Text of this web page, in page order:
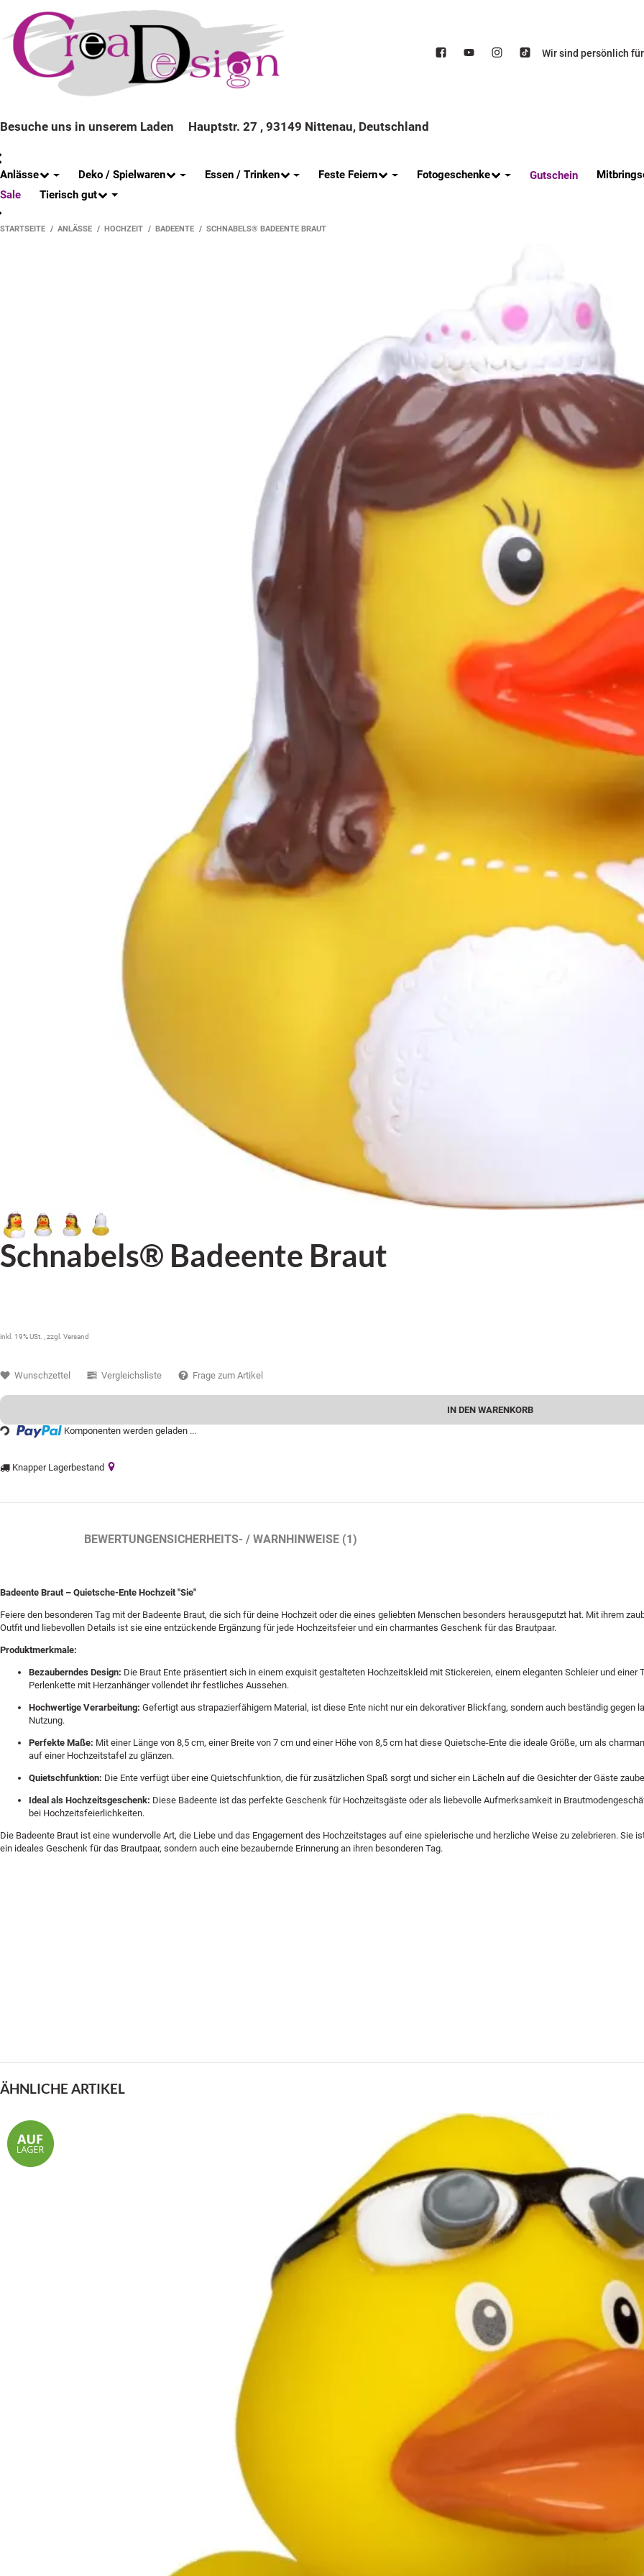
Wir sind persönlich
Besuche uns in unserem Laden Hauptstr. 27 , 93149 Nittenau, Deutschland
Anlässe Deko / Spielwaren Essen / Trinken Feste Feiern Fotogeschenke Gutschein
Sale
Tierisch gut
STARTSEITE ANLÄSSE HOCHZEIT BADEENTE SCHNABELS® BADEENTE BRAUT
Schnabels® Badeente Braut
inkl. 19% USt. , zzgl. Versand
IN DEN WARENKORB
Komponenten werden geladen ...
Knapper Lagerbestand
Wunschzettel Vergleichsliste Frage zum Artikel
BEWERTUNGENSICHERHEITS- / WARNHINWEISE (1)
Badeente Braut – Quietsche-Ente Hochzeit "Sie"
Feiere den besonderen Tag mit der Badeente Braut, die sich für deine Hochzeit oder die eines geliebten Menschen besonders herausgeputzt hat. Mit ihrem
Outfit und liebevollen Details ist sie eine entzückende Ergänzung für jede Hochzeitsfeier und ein charmantes Geschenk für das Brautpaar.
Produktmerkmale:
Bezauberndes Design: Die Braut Ente präsentiert sich in einem exquisit gestalteten Hochzeitskleid mit Stickereien, einem eleganten Schleier und einer
Perlenkette mit Herzanhänger vollendet ihr festliches Aussehen.
Hochwertige Verarbeitung: Gefertigt aus strapazierfähigem Material, ist diese Ente nicht nur ein dekorativer Blickfang, sondern auch beständig gegen
Nutzung.
Perfekte Maße: Mit einer Länge von 8,5 cm, einer Breite von 7 cm und einer Höhe von 8,5 cm hat diese Quietsche-Ente die ideale Größe, um als
auf einer Hochzeitstafel zu glänzen.
Quietschfunktion: Die Ente verfügt über eine Quietschfunktion, die für zusätzlichen Spaß sorgt und sicher ein Lächeln auf die Gesichter der Gäste
Ideal als Hochzeitsgeschenk: Diese Badeente ist das perfekte Geschenk für Hochzeitsgäste oder als liebevolle Aufmerksamkeit in
bei Hochzeitsfeierlichkeiten.
Die Badeente Braut ist eine wundervolle Art, die Liebe und das Engagement des Hochzeitstages auf eine spielerische und herzliche Weise zu zelebrieren. Sie
ein ideales Geschenk für das Brautpaar, sondern auch eine bezaubernde Erinnerung an ihren besonderen Tag.
ÄHNLICHE ARTIKEL